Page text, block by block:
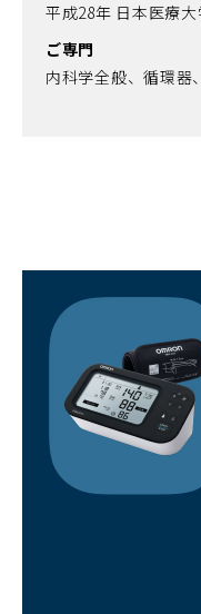
平成28年 日本医療
ご専門
内科学全般、循環器